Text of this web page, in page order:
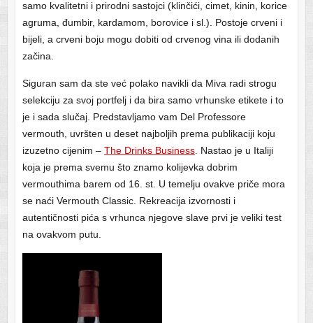
samo kvalitetni i prirodni sastojci (klinčići, cimet, kinin, korice
agruma, đumbir, kardamom, borovice i sl.). Postoje crveni i
bijeli, a crveni boju mogu dobiti od crvenog vina ili dodanih
začina.
Siguran sam da ste već polako navikli da Miva radi strogu
selekciju za svoj portfelj i da bira samo vrhunske etikete i to
je i sada slučaj. Predstavljamo vam Del Professore
vermouth, uvršten u deset najboljih prema publikaciji koju
izuzetno cijenim – The Drinks Business. Nastao je u Italiji
koja je prema svemu što znamo kolijevka dobrim
vermouthima barem od 16. st. U temelju ovakve priče mora
se naći Vermouth Classic. Rekreacija izvornosti i
autentičnosti pića s vrhunca njegove slave prvi je veliki test
na ovakvom putu.